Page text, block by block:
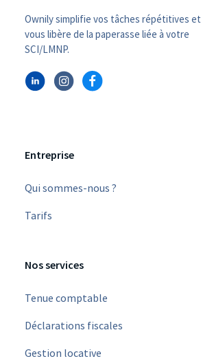
Ownily simplifie vos tâches répétitives et
vous libère de la paperasse liée à votre
SCI/LMNP.
Entreprise
Qui sommes-nous ?
Tarifs
Nos services
Tenue comptable
Déclarations fiscales
Gestion locative